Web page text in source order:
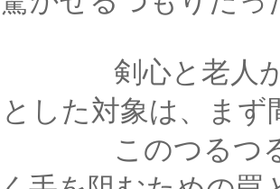
老人が顔を見
した対象は、ま
るつるの道は